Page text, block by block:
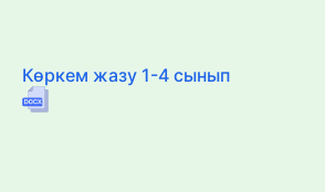
Көркем жазу 1-4 сынып